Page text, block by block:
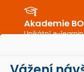
Akademie
Unikátní e-